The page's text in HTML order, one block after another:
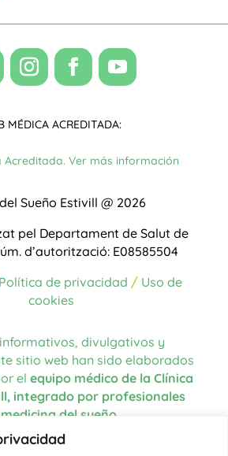
MÉDICA ACREDITADA:
Sueño Estivill @ 2026
pel Departament de Salut de
d’autorització: E08585504
Política de privacidad / Uso de
cookies
divulgativos y
sitio web han sido elaborados
el equipo médico de la Clínica
integrado por profesionales
del sueño
utilizadas para la